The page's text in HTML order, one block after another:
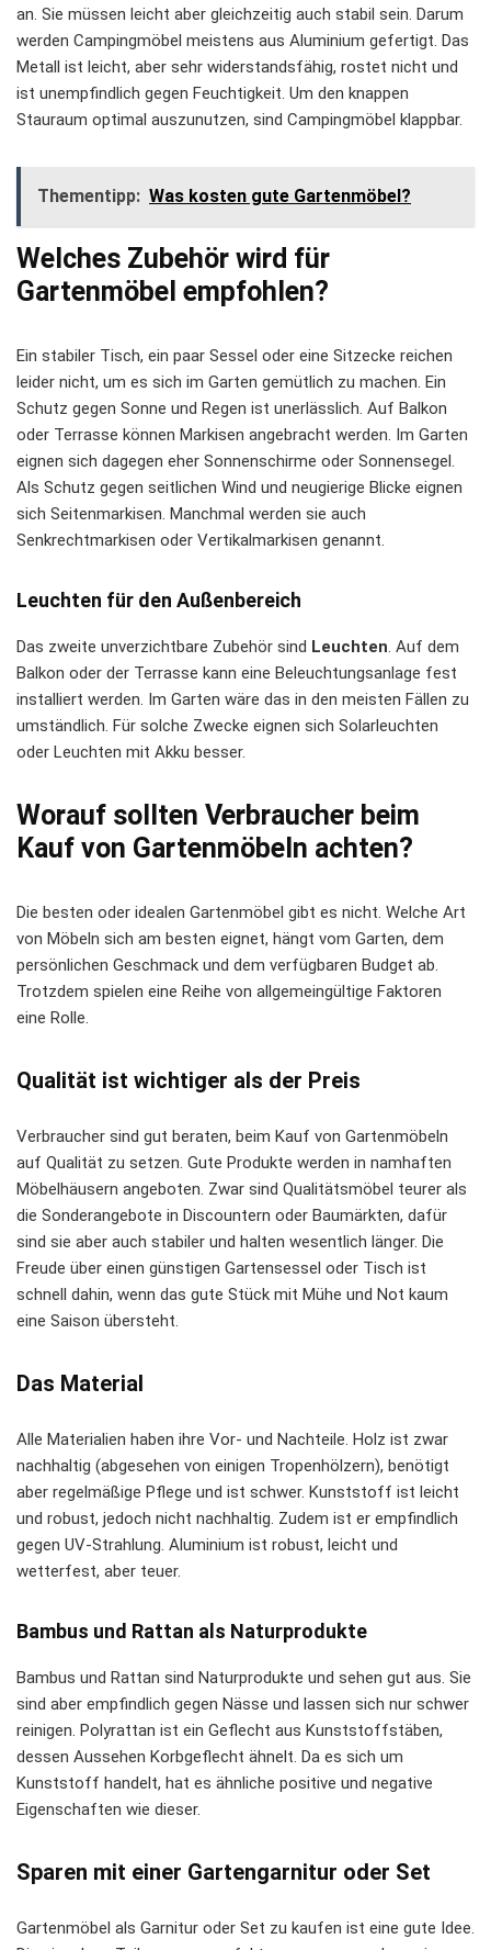
an. Sie müssen leicht aber gleichzeitig auch stabil sein. Darum
werden Campingmöbel meistens aus Aluminium gefertigt. Das
Metall ist leicht, aber sehr widerstandsfähig, rostet nicht und
ist unempfindlich gegen Feuchtigkeit. Um den knappen
Stauraum optimal auszunutzen, sind Campingmöbel klappbar.
Thementipp: Was kosten gute Gartenmöbel?
Welches Zubehör wird für
Gartenmöbel empfohlen?
Ein stabiler Tisch, ein paar Sessel oder eine Sitzecke reichen
leider nicht, um es sich im Garten gemütlich zu machen. Ein
Schutz gegen Sonne und Regen ist unerlässlich. Auf Balkon
oder Terrasse können Markisen angebracht werden. Im Garten
eignen sich dagegen eher Sonnenschirme oder Sonnensegel.
Als Schutz gegen seitlichen Wind und neugierige Blicke eignen
sich Seitenmarkisen. Manchmal werden sie auch
Senkrechtmarkisen oder Vertikalmarkisen genannt.
Leuchten für den Außenbereich
Das zweite unverzichtbare Zubehör sind Leuchten. Auf dem
Balkon oder der Terrasse kann eine Beleuchtungsanlage fest
installiert werden. Im Garten wäre das in den meisten Fällen zu
umständlich. Für solche Zwecke eignen sich Solarleuchten
oder Leuchten mit Akku besser.
Worauf sollten Verbraucher beim
Kauf von Gartenmöbeln achten?
Die besten oder idealen Gartenmöbel gibt es nicht. Welche Art
von Möbeln sich am besten eignet, hängt vom Garten, dem
persönlichen Geschmack und dem verfügbaren Budget ab.
Trotzdem spielen eine Reihe von allgemeingültige Faktoren
eine Rolle.
Qualität ist wichtiger als der Preis
Verbraucher sind gut beraten, beim Kauf von Gartenmöbeln
auf Qualität zu setzen. Gute Produkte werden in namhaften
Möbelhäusern angeboten. Zwar sind Qualitätsmöbel teurer als
die Sonderangebote in Discountern oder Baumärkten, dafür
sind sie aber auch stabiler und halten wesentlich länger. Die
Freude über einen günstigen Gartensessel oder Tisch ist
schnell dahin, wenn das gute Stück mit Mühe und Not kaum
eine Saison übersteht.
Das Material
Alle Materialien haben ihre Vor- und Nachteile. Holz ist zwar
nachhaltig (abgesehen von einigen Tropenhölzern), benötigt
aber regelmäßige Pflege und ist schwer. Kunststoff ist leicht
und robust, jedoch nicht nachhaltig. Zudem ist er empfindlich
gegen UV-Strahlung. Aluminium ist robust, leicht und
wetterfest, aber teuer.
Bambus und Rattan als Naturprodukte
Bambus und Rattan sind Naturprodukte und sehen gut aus. Sie
sind aber empfindlich gegen Nässe und lassen sich nur schwer
reinigen. Polyrattan ist ein Geflecht aus Kunststoffstäben,
dessen Aussehen Korbgeflecht ähnelt. Da es sich um
Kunststoff handelt, hat es ähnliche positive und negative
Eigenschaften wie dieser.
Sparen mit einer Gartengarnitur oder Set
Gartenmöbel als Garnitur oder Set zu kaufen ist eine gute Idee.